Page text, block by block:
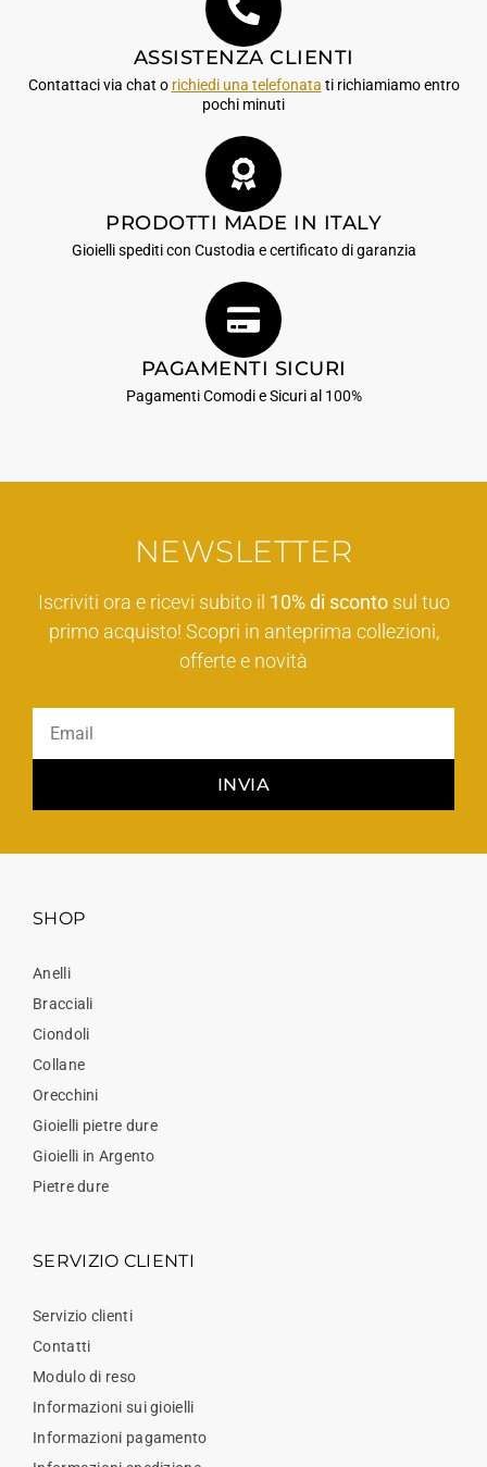
ASSISTENZA CLIENTI
Contattaci via chat o richiedi una telefonata ti richiamiamo entro
pochi minuti
PRODOTTI MADE IN ITALY
Gioielli spediti con Custodia e certificato di garanzia
PAGAMENTI SICURI
Pagamenti Comodi e Sicuri al 100%
NEWSLETTER
Iscriviti ora e ricevi subito il 10% di scontosul tuo
primo acquisto! Scopri in anteprima collezioni,
offerte e novità
INVIA
SHOP
Anelli
Bracciali
Ciondoli
Collane
Orecchini
Gioielli pietre dure
Gioielli in Argento
Pietre dure
SERVIZIO CLIENTI
Servizio clienti
Contatti
Modulo di reso
Informazioni sui gioielli
Informazioni pagamento